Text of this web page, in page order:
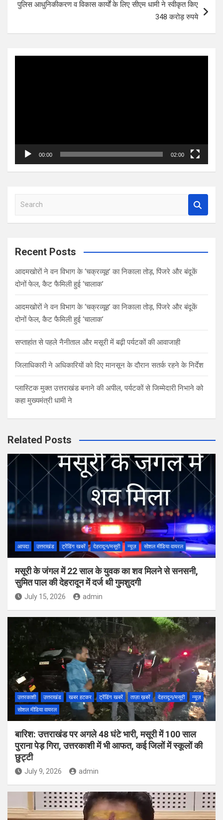
पुलिस आधुनिकीकरण व विकास कार्यों के लिए सीएम धामी ने स्वीकृत किए
348 करोड़ रुपये
00:00 02:00
a
c
Recent Posts
आदमखोरों ने वन विभाग के ‘चक्रव्यूह’ का निकाला तोड़, पिंजरे और बंदूकें
दोनों फेल, कैट फैमिली हुई ‘चालाक’
आदमखोरों ने वन विभाग के ‘चक्रव्यूह’ का निकाला तोड़, पिंजरे और बंदूकें
दोनों फेल, कैट फैमिली हुई ‘चालाक’
सप्ताहांत से पहले नैनीताल और मसूरी में बढ़ी पर्यटकों की आवाजाही
जिलाधिकारी ने अधिकारियों को दिए मानसून के दौरान सतर्क रहने के निर्देश
प्लास्टिक मुक्त उत्तराखंड बनाने की अपील, पर्यटकों से जिम्मेदारी निभाने को
कहा मुख्यमंत्री धामी ने
Related Posts
आपदा उत्तराखंड ट्रेंडिंग खबरें देहरादून/मसूरी न्यूज़ सोशल मीडिया वायरल
मसूरी के जंगल में 22 साल के युवक का शव मिलने से सनसनी,
सुमित पाल की देहरादून में दर्ज थी गुमशुदगी
July 15, 2026 admin
उत्तरकाशी उत्तराखंड खबर हटकर ट्रेंडिंग खबरें ताज़ा ख़बरें देहरादून/मसूरी
न्यूज़
सोशल मीडिया वायरल
बारिश: उत्तराखंड पर अगले 48 घंटे भारी, मसूरी में 100 साल
पुराना पेड़ गिरा, उत्तरकाशी में भी आफत, कई जिलों में स्कूलों की
छुट्टी
July 9, 2026 admin